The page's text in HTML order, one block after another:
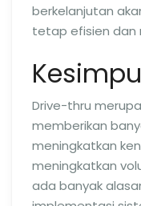
berkelanjutan
tetap efisien dan
Drive-thru
memberikan
meningkatkan
meningkatkan
ada banyak